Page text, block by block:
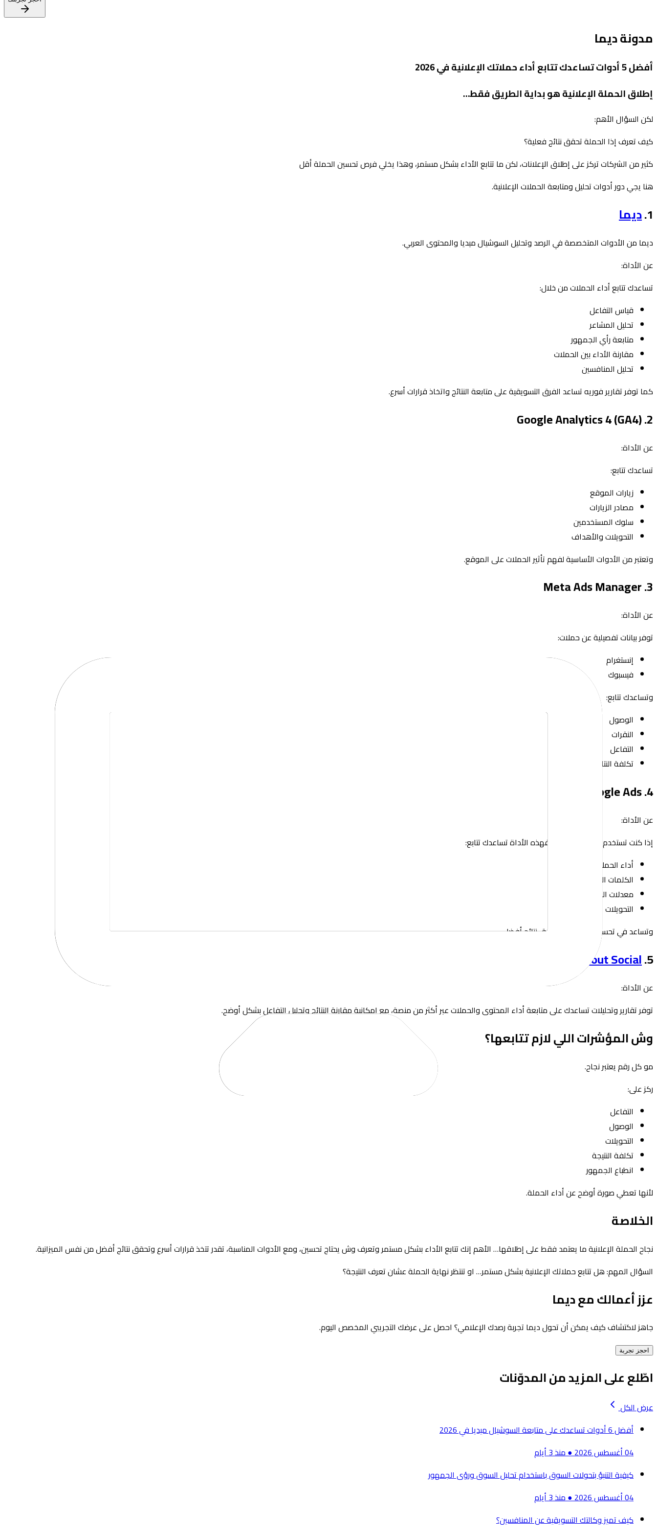
مدونة ديما
أفضل 5 أدوات تساعدك تتابع أداء حملاتك الإعلانية في 2026
إطلاق الحملة الإعلانية هو بداية الطريق فقط…
لكن السؤال الأهم:
كيف تعرف إذا الحملة تحقق نتائج فعلية؟
كثير من الشركات تركز على إطلاق الإعلانات، لكن ما تتابع الأداء بشكل مستمر، وهذا يخلي فرص تحسين الحملة أقل
هنا يجي دور أدوات تحليل ومتابعة الحملات الإعلانية.
1. ديما
ديما من الأدوات المتخصصة في الرصد وتحليل السوشيال ميديا والمحتوى العربي.
عن الأداة:
تساعدك تتابع أداء الحملات من خلال:
قياس التفاعل
تحليل المشاعر
متابعة رأي الجمهور
مقارنة الأداء بين الحملات
تحليل المنافسين
كما توفر تقارير فوريه تساعد الفرق التسويقية على متابعة النتائج واتخاذ قرارات أسرع.
2. Google Analytics 4 (GA4)
عن الأداة:
تساعدك تتابع:
زيارات الموقع
مصادر الزيارات
سلوك المستخدمين
التحويلات والأهداف
وتعتبر من الأدوات الأساسية لفهم تأثير الحملات على الموقع.
3. Meta Ads Manager
عن الأداة:
توفر بيانات تفصيلية عن حملات:
إنستغرام
فيسبوك
وتساعدك تتابع:
الوصول
النقرات
التفاعل
تكلفة النتائج
4. Google Ads
عن الأداة:
إذا كنت تستخدم إعلانات Google، فهذه الأداة تساعدك تتابع:
أداء الحملات
الكلمات المفتاحية
معدلات النقر
التحويلات
وتساعد في تحسين الميزانية وتحقيق نتائج أفضل.
5.
Sprout Social
عن الأداة:
توفر تقارير وتحليلات تساعدك على متابعة أداء المحتوى والحملات عبر أكثر من منصة، مع إمكانية مقارنة النتائج وتحليل التفاعل بشكل أوضح.
وش المؤشرات اللي لازم تتابعها؟
مو كل رقم يعتبر نجاح.
ركز على:
التفاعل
الوصول
التحويلات
تكلفة النتيجة
انطباع الجمهور
لأنها تعطي صورة أوضح عن أداء الحملة.
الخلاصة
نجاح الحملة الإعلانية ما يعتمد فقط على إطلاقها… الأهم إنك تتابع الأداء بشكل مستمر وتعرف وش يحتاج تحسين، ومع الأدوات المناسبة، تقدر تتخذ قرارات أسرع وتحقق نتائج أفضل من نفس الميزانية.
السؤال المهم: هل تتابع حملاتك الإعلانية بشكل مستمر… او تنتظر نهاية الحملة عشان تعرف النتيجة؟
عزز أعمالك مع ديما
جاهز لاكتشاف كيف يمكن أن تحول ديما تجربة رصدك الإعلامي؟ احصل على عرضك التجريبي المخصص اليوم.
احجز تجربة
اطّلع على المزيد من المدوّنات
عرض الكل
أفضل 6 أدوات تساعدك على متابعة السوشيال ميديا في 2026
04 أغسطس 2026
●منذ 3 أيام
كيفية التنبؤ بتحولات السوق باستخدام تحليل السوق ورؤى الجمهور
04 أغسطس 2026
●منذ 3 أيام
كيف تميز وكالتك التسويقية عن المنافسين؟